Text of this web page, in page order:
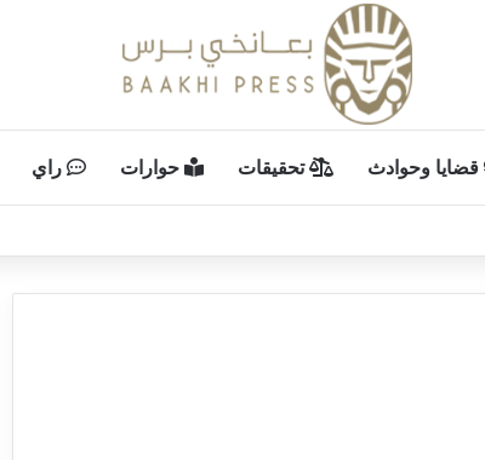
قضايا وحوادث تحقيقات حوارات راي